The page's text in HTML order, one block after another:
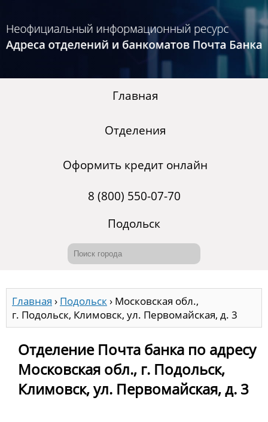
Главная
Отделения
Оформить кредит онлайн
8 (800) 550-07-70
Подольск
Главная › Подольск› Московская обл.,
г. Подольск, Климовск, ул. Первомайская, д. 3
Отделение Почта банка по адресу
Московская обл., г. Подольск,
Климовск, ул. Первомайская, д. 3